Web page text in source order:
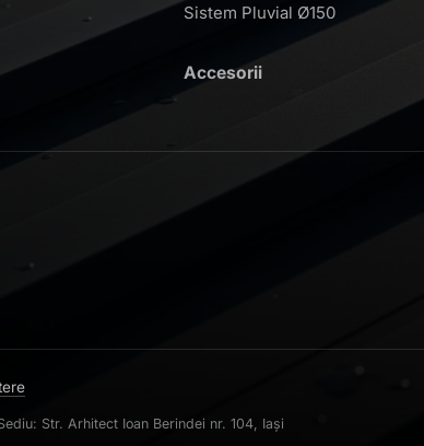
Sistem Pluvial Ø150
Accesorii
Str. Arhitect Ioan Berindei nr. 104, Iași